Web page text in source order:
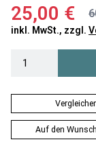
25,00 €
inkl. MwSt., zzgl.
Auf den